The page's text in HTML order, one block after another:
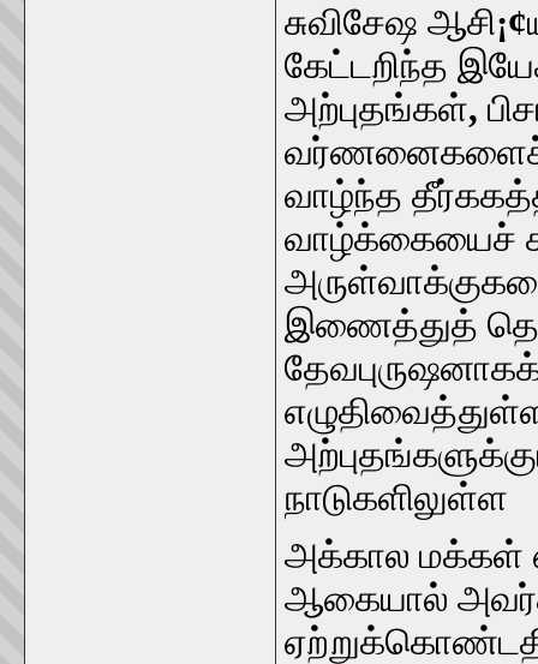
சுவிசேஷ ஆசி¡¢
கேட்டறிந்த
அற்புதங்கள்,
வர்ணனைகளைச்
வாழ்ந்த
வாழ்க்கையைச்
இணைத்துத்
நாடுகளிலுள்ள
அக்கால மக்கள்
ஆகையால்